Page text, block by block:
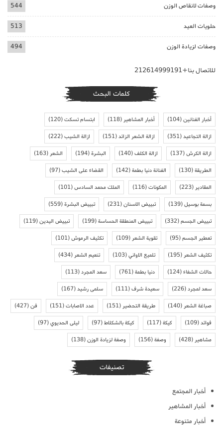
وصفات لانقاص الوزن 544
حلويات العيد 513
وصفات لزيادة الوزن 494
للاتصال بنا+212614999191
كلمات البحث
أخبار الفنانين(104) أخبار المشاهير(118) ابتسام تسكت(120)
ازالة التجاعيد(351) ازالة الشعر الزائد(151) ازالة الشيب(222)
ازالة الكرش(137) ازالة الكلف(140) البشرة(194) الشعر(163)
الطريقة(130) الفنانة دنيا بطمة(142) القضاء على الشيب(97)
المقادير(223) المكونات(116) الملك محمد السادس(101)
بسمة بوسيل(139) تبييض الاسنان(231) تبييض البشرة(559)
تبييض الجسم(332) تبييض المنطقة الحساسة(199) تبييض اليدين(119)
تعطير الجسم(95) تقوية الشعر(109) تكثيف الرموش(101)
تكثيف الشعر(195) تلميع الاواني(103) تنعيم الشعر(434)
حالات الشفاء(124) دنيا بطمة(761) سعد المجرد(113)
سعد لمجرد(226) سعيدة شرف(111) سلمى رشيد(167)
صباغة الشعر(140) طريقة التحضير(151) عدد الاصابات(151) فن(427)
فوائد(109) كيكة(117) كيكة بالشكلاط(97) ليلى الحديوي(97)
مشاهير(428) وصفة(156) وصفة لزيادة الوزن(138)
تصنيفات
أخبار المجتمع
أخبار المشاهير
أخبار متنوعة